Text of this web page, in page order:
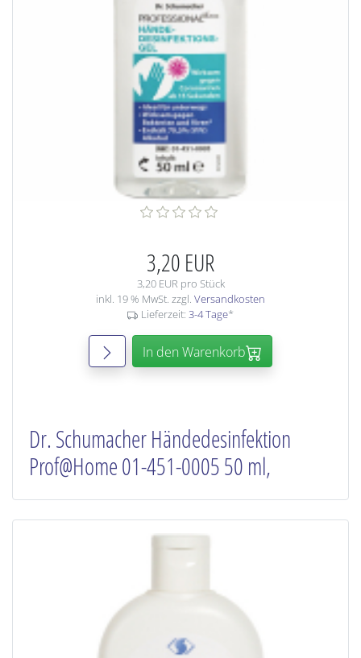
3,20 EUR
3,20 EUR pro Stück
inkl. 19 % MwSt. zzgl. Versandkosten
Lieferzeit: 3-4 Tage*
In den Warenkorb
Dr. Schumacher Händedesinfektion
Prof@Home 01-451-0005 50 ml,